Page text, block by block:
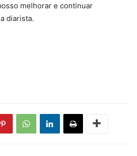
melhorar e continuar
diarista.